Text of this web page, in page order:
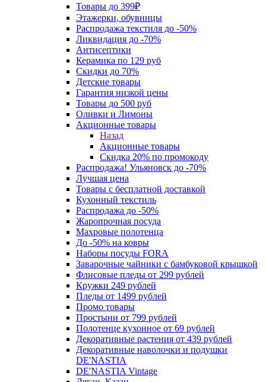
Товары до 399₽
Этажерки, обувницы
Распродажа текстиля до -50%
Ликвидация до -70%
Антисептики
Керамика по 129 руб
Скидки до 70%
Детские товары
Гарантия низкой цены
Товары до 500 руб
Оливки и Лимоны
Акционные товары
Назад
Акционные товары
Скидка 20% по промокоду
Распродажа! Ульяновск до -70%
Лучшая цена
Товары с бесплатной доставкой
Кухонный текстиль
Распродажа до -50%
Жаропрочная посуда
Махровые полотенца
До -50% на ковры
Наборы посуды FORA
Заварочные чайники с бамбуковой крышкой
Флисовые пледы от 299 рублей
Кружки 249 рублей
Пледы от 1499 рублей
Промо товары
Простыни от 799 рублей
Полотенце кухонное от 69 рублей
Декоративные растения от 439 рублей
Декоративные наволочки и подушки
DE'NASTIA
DE'NASTIA Vintage